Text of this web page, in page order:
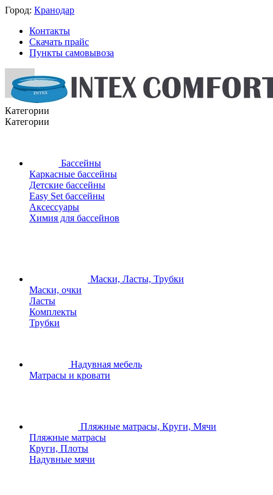
Город: Кранодар
Контакты
Скачать прайс
Пункты самовывоза
Категории
Категории
Бассейны
Каркасные бассейны
Детские бассейны
Easy Set бассейны
Аксессуары
Химия для бассейнов
Маски, Ласты, Трубки
Маски, очки
Ласты
Комплекты
Трубки
Надувная мебель
Матрасы и кровати
Пляжные матрасы, Круги, Мячи
Пляжные матрасы
Круги, Плоты
Надувные мячи